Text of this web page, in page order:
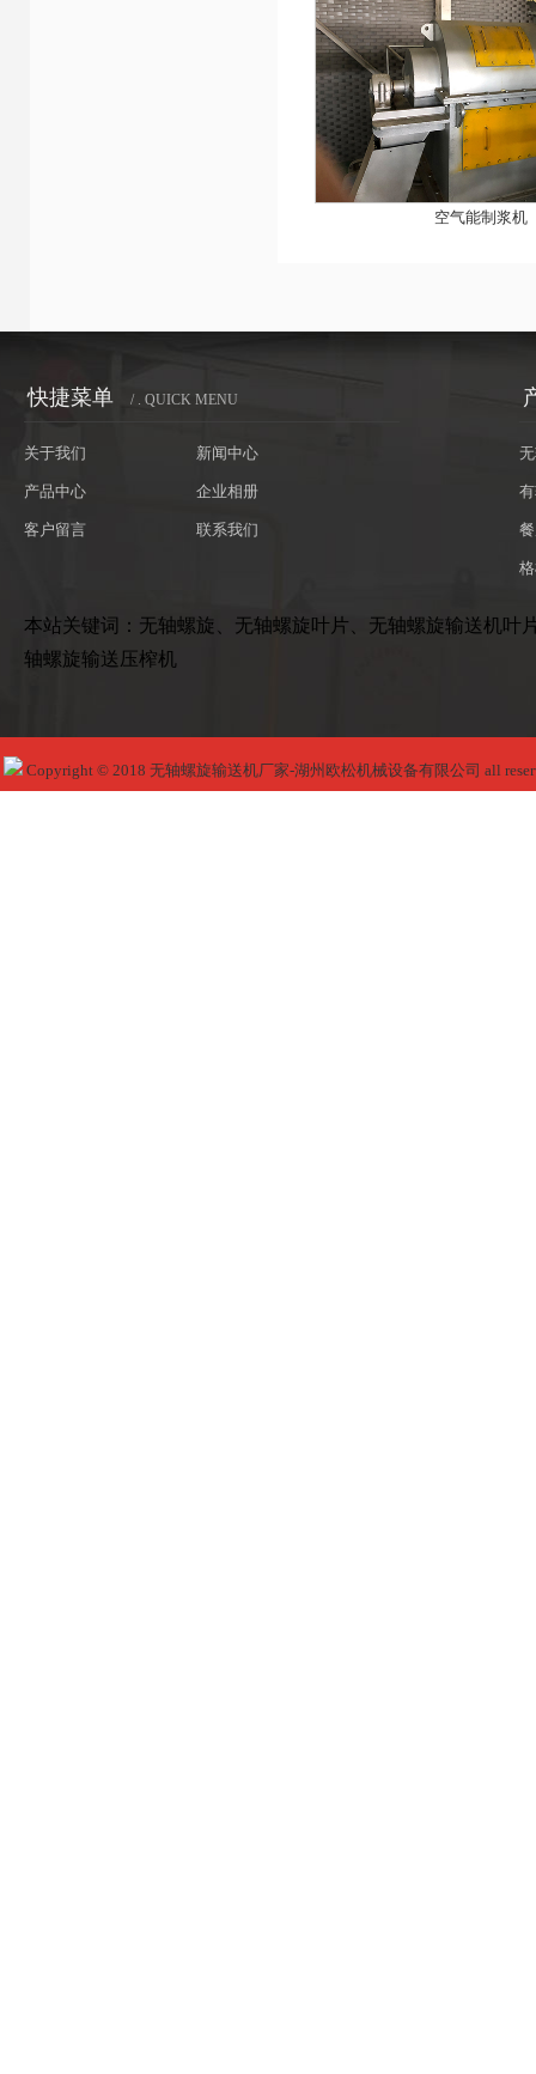
空气能制浆机
快捷菜单 / . QUICK MENU
关于我们 新闻中心
产品中心 企业相册
客户留言 联系我们
本站关键词：无轴螺旋、无轴螺旋叶片、无轴螺旋输送机
轴螺旋输送压榨机
Copyright © 2018 无轴螺旋输送机厂家-湖州欧松机械设备有限公司 all